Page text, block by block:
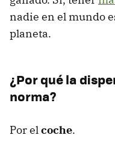
nadie en el mundo
planeta.
¿Por qué la
norma?
Por elcoche.